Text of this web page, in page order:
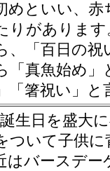
めといい、
りがありま
、「百日の
「真魚始め
「箸祝い」
生日を盛大
ついて子供
はバースデ